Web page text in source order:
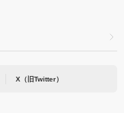
X（旧Twitter）